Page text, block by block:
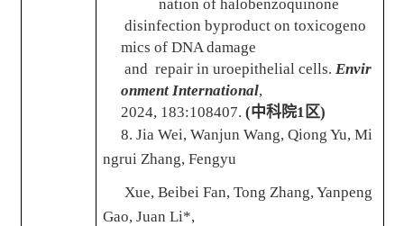
nation of halobenzoquinone
disinfection byproduct on toxicogeno
mics of DNA damage
and repair in uroepithelial cells. Envir
onment International,
2024, 183:108407. (中科院1 区)
8. Jia Wei, Wanjun Wang, Qiong Yu, Mi
ngrui Zhang, Fengyu
Xue, Beibei Fan, Tong Zhang, Yanpeng
Gao, Juan Li*,